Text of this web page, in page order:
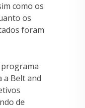
como os
os
foram
a Belt and
de